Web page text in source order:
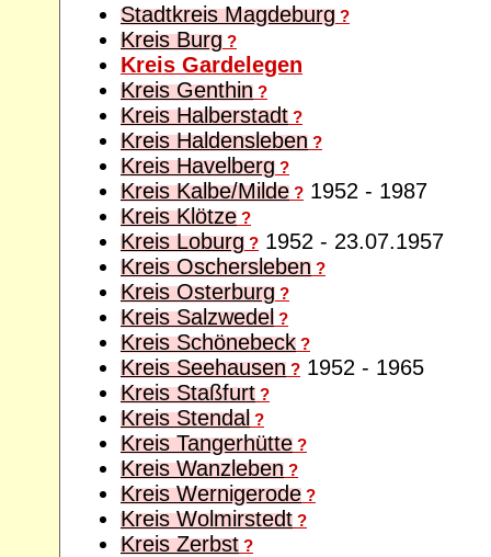
Stadtkreis Magdeburg ?
Kreis Burg ?
Kreis Gardelegen
Kreis Genthin ?
Kreis Halberstadt ?
Kreis Haldensleben ?
Kreis Havelberg ?
Kreis Kalbe/Milde ? 1952 - 1987
Kreis Klötze ?
Kreis Loburg ? 1952 - 23.07.1957
Kreis Oschersleben ?
Kreis Osterburg ?
Kreis Salzwedel ?
Kreis Schönebeck ?
Kreis Seehausen ? 1952 - 1965
Kreis Staßfurt ?
Kreis Stendal ?
Kreis Tangerhütte ?
Kreis Wanzleben ?
Kreis Wernigerode ?
Kreis Wolmirstedt ?
Kreis Zerbst ?